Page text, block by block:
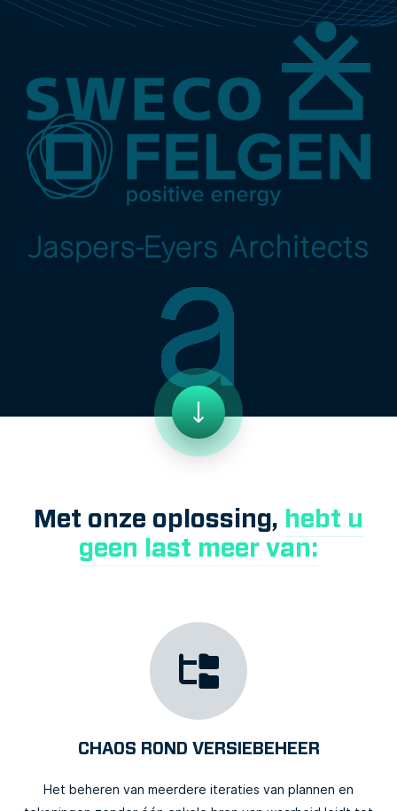
Met onze oplossing, hebt u
geen last meer van:
CHAOS ROND VERSIEBEHEER
Het beheren van meerdere iteraties van plannen en